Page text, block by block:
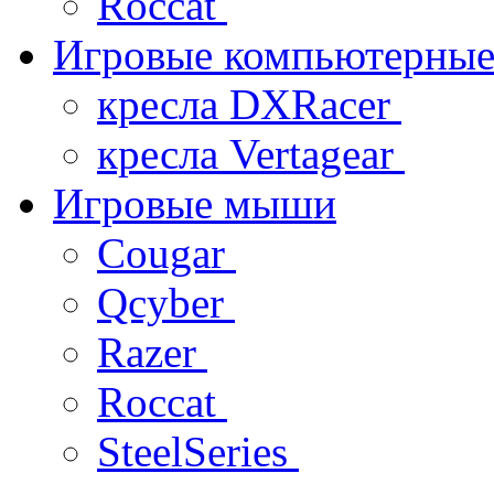
Игровые
кресла DXRacer
кресла Vertagear
Игровые мыши
Cougar
Qcyber
Razer
Roccat
SteelSeries